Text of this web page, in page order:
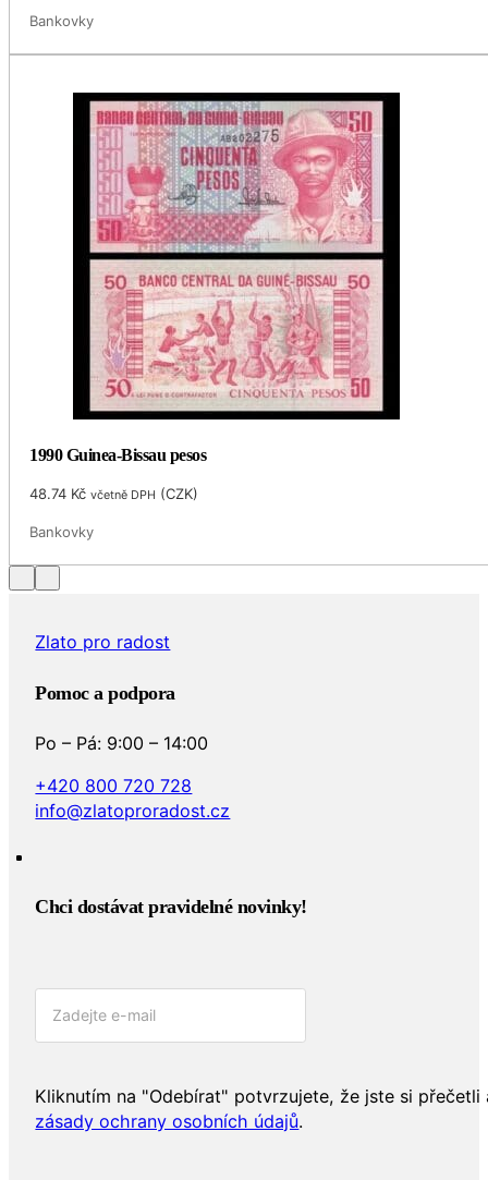
Bankovky
1990 Guinea-Bissau pesos
48.74 Kč včetně DPH (CZK)
Bankovky
Zlato pro radost
Pomoc a podpora
Po – Pá: 9:00 – 14:00
+420 800 720 728
info@zlatoproradost.cz
Chci dostávat pravidelné novinky!​
Kliknutím na "Odebírat" potvrzujete, že jste si přečetli
zásady ochrany osobních údajů.